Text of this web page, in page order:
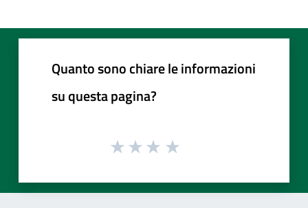
Quanto sono chiare le informazioni
su questa pagina?